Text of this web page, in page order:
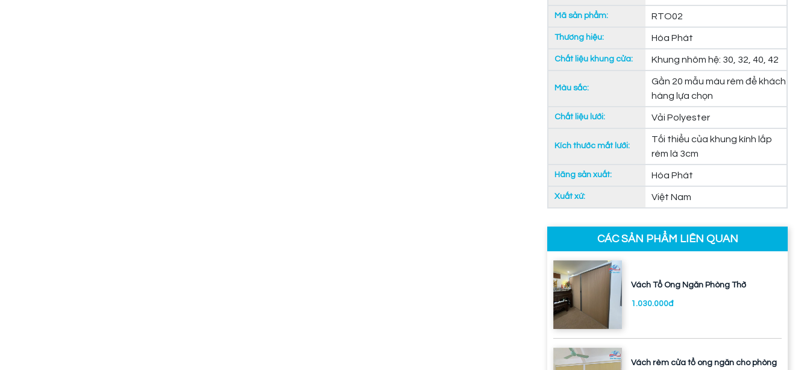
Mã sản phẩm: RTO02
Thương hiệu: Hòa Phát
Chất liệu khung cửa: Khung nhôm hệ: 30, 32, 40, 42
Màu sắc:
Gần 20 mẫu màu rèm để khách
hàng lựa chọn
Chất liệu lưới: Vải Polyester
Kích thước mắt lưới:
Tối thiểu của khung kính lắp
rèm là 3cm
Hãng sản xuất: Hòa Phát
Xuất xứ: Việt Nam
CÁC SẢN PHẨM LIÊN QUAN
Vách Tổ Ong Ngăn Phòng Thờ
1.030.000đ
Vách rèm cửa tổ ong ngăn cho phòng